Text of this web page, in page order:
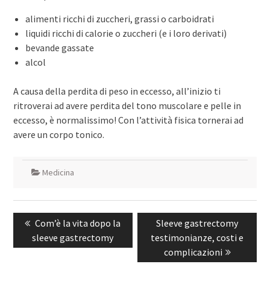
alimenti ricchi di zuccheri, grassi o carboidrati
liquidi ricchi di calorie o zuccheri (e i loro derivati)
bevande gassate
alcol
A causa della perdita di peso in eccesso, all’inizio ti
ritroverai ad avere perdita del tono muscolare e pelle in
eccesso, è normalissimo! Con l’attività fisica tornerai ad
avere un corpo tonico.
Medicina
Navigazione
articoliPrevious
post:
Com’è la vita dopo la
sleeve gastrectomy
Next
post:
Sleeve gastrectomy
testimonianze, costi e
complicazioni